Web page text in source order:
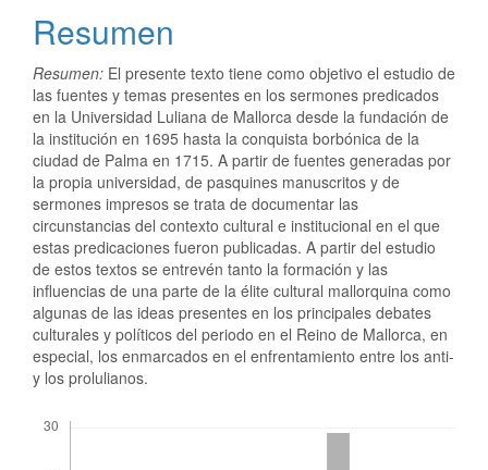
Resumen
Resumen: El presente texto tiene como objetivo el estudio de
las fuentes y temas presentes en los sermones predicados
en la Universidad Luliana de Mallorca desde la fundación de
la institución en 1695 hasta la conquista borbónica de la
ciudad de Palma en 1715. A partir de fuentes generadas por
la propia universidad, de pasquines manuscritos y de
sermones impresos se trata de documentar las
circunstancias del contexto cultural e institucional en el que
estas predicaciones fueron publicadas. A partir del estudio
de estos textos se entrevén tanto la formación y las
influencias de una parte de la élite cultural mallorquina como
algunas de las ideas presentes en los principales debates
culturales y políticos del periodo en el Reino de Mallorca, en
especial, los enmarcados en el enfrentamiento entre los anti-
y los prolulianos.